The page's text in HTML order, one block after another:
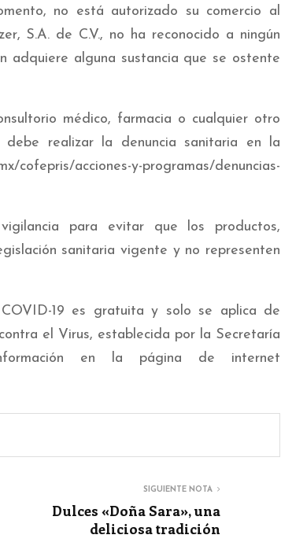
no está autorizado su comercio al
S.A. de C.V., no ha reconocido a ningún
adquiere alguna sustancia que se ostente
médico, farmacia o cualquier otro
realizar la denuncia sanitaria en la
cofepris/acciones-y-programas/denuncias-
para evitar que los productos,
sanitaria vigente y no representen
19 es gratuita y solo se aplica de
el Virus, establecida por la Secretaría
en la página de internet
SIGUIENTE NOTA
Dulces «Doña Sara», una
deliciosa tradición